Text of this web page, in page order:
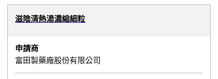
滋陰清熱湯濃縮細粒
申請商
富田製藥廠股份有限公司